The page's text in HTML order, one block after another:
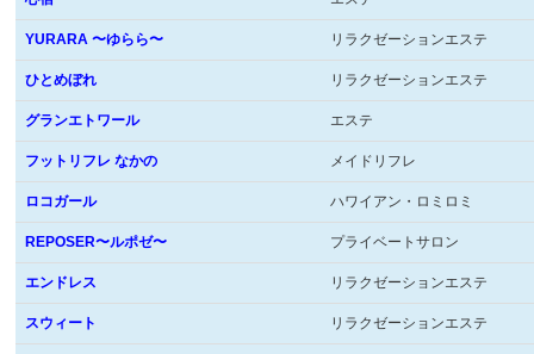
YURARA 〜ゆらら〜 リラクゼーションエステ
ひとめぼれ リラクゼーションエステ
グランエトワール エステ
フットリフレ なかの メイドリフレ
ロコガール ハワイアン・ロミロミ
REPOSER〜ルポゼ〜 プライベートサロン
エンドレス リラクゼーションエステ
スウィート リラクゼーションエステ